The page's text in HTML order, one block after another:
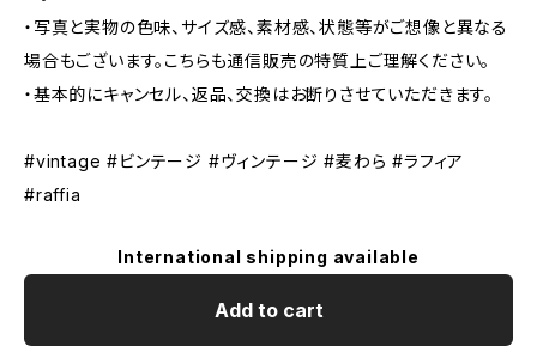
・写真と実物の色味、サイズ感、素材感、状態等がご想像と異なる
場合もございます。こちらも通信販売の特質上ご理解ください。
・基本的にキャンセル、返品、交換はお断りさせていただきます。
#vintage #ビンテージ #ヴィンテージ #麦わら #ラフィア
#raffia
International shipping available
Add to cart